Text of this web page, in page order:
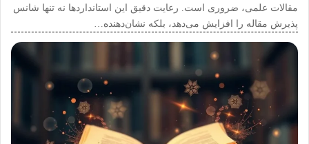
مقالات علمی، ضروری است. رعایت دقیق این استانداردها نه تنها شانس
پذیرش مقاله را افزایش می‌دهد، بلکه نشان‌دهنده…